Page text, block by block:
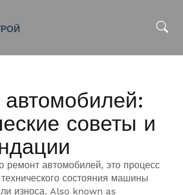
советы и
ремонт автомобилей, это процесс
состояния машины
износа. Also known as